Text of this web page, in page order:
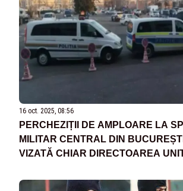
16 oct. 2025, 08:56
PERCHEZIȚII DE AMPLOARE LA
MILITAR CENTRAL DIN
VIZATĂ CHIAR DIRECTOAREA